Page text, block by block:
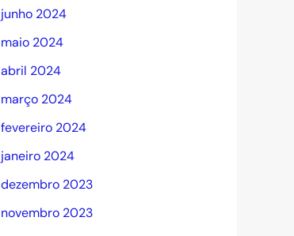
junho 2024
maio 2024
abril 2024
março 2024
fevereiro 2024
janeiro 2024
dezembro 2023
novembro 2023